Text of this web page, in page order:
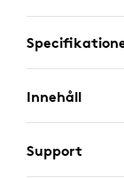
Innehåll
Support